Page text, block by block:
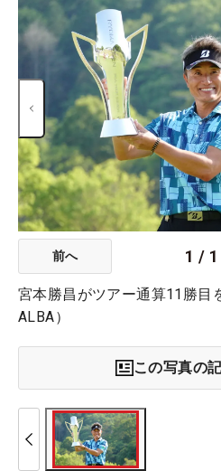
前へ 1 / 1
宮本勝昌がツアー通算11勝目
ALBA）
この写真の